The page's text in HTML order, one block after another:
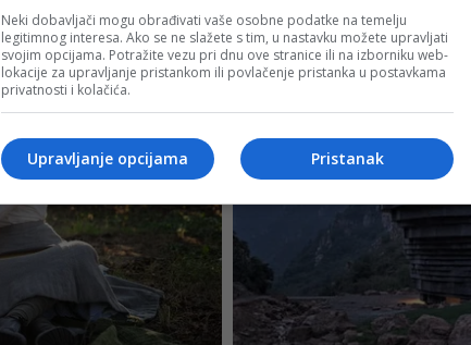
Neki dobavljači mogu obrađivati vaše osobne podatke na temelju
legitimnog interesa. Ako se ne slažete s tim, u nastavku možete upravljati
svojim opcijama. Potražite vezu pri dnu ove stranice ili na izborniku web-
lokacije za upravljanje pristankom ili povlačenje pristanka u postavkama
privatnosti i kolačića.
Pristanak
Upravljanje opcijama